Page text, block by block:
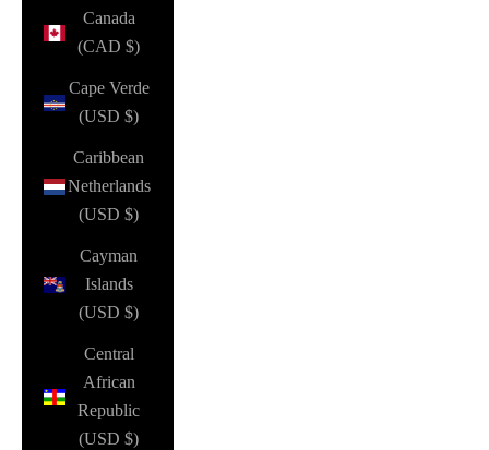
Canada
(CAD $)
Cape Verde
(USD $)
Caribbean
Netherlands
(USD $)
Cayman
Islands
(USD $)
Central
African
Republic
(USD $)